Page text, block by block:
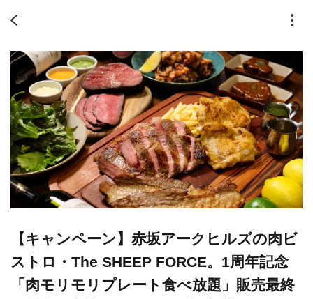
【キャンペーン】赤坂アークヒルズの肉ビ
ストロ・The SHEEP FORCE。1周年記念
「肉モリモリプレート食べ放題」販売最終